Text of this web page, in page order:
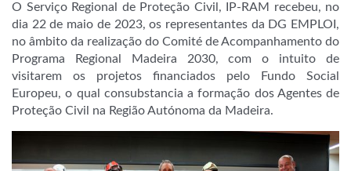
O Serviço Regional de Proteção Civil, IP-RAM recebeu, no
dia 22 de maio de 2023, os representantes da DG EMPLOI,
no âmbito da realização do Comité de Acompanhamento do
Programa Regional Madeira 2030, com o intuito de
visitarem os projetos financiados pelo Fundo Social
Europeu, o qual consubstancia a formação dos Agentes de
Proteção Civil na Região Autónoma da Madeira.